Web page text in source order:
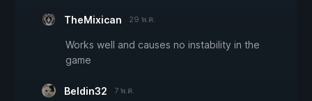
TheMixican 29 พ.ค.
Works well and causes no instability in the
game
Beldin32 7 พ.ค.